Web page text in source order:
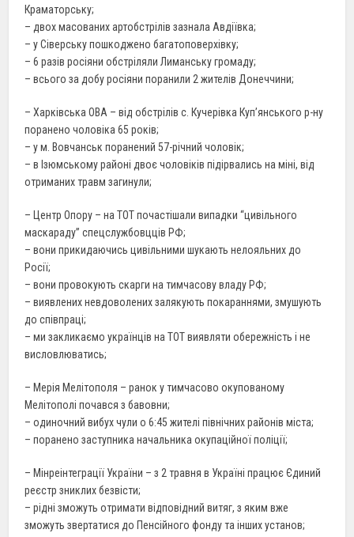
Краматорську;
– двох масованих артобстрілів зазнала Авдіївка;
– у Сіверську пошкоджено багатоповерхівку;
– 6 разів росіяни обстріляли Лиманську громаду;
– всього за добу росіяни поранили 2 жителів Донеччини;
– Харківська ОВА – від обстрілів с. Кучерівка Куп’янського р-ну
поранено чоловіка 65 років;
– у м. Вовчанськ поранений 57-річний чоловік;
– в Ізюмському районі двоє чоловіків підірвались на міні, від
отриманих травм загинули;
– Центр Опору – на ТОТ почастішали випадки “цивільного
маскараду” спецслужбовцців РФ;
– вони прикидаючись цивільними шукають нелояльних до
Росії;
– вони провокують скарги на тимчасову владу РФ;
– виявлених невдоволених залякують покараннями, змушують
до співпраці;
– ми закликаємо українців на ТОТ виявляти обережність і не
висловлюватись;
– Мерія Мелітополя – ранок у тимчасово окупованому
Мелітополі почався з бавовни;
– одиночний вибух чули о 6:45 жителі північних районів міста;
– поранено заступника начальника окупаційної поліції;
– Мінреінтеграції України – з 2 травня в Україні працює Єдиний
реєстр зниклих безвісти;
– рідні зможуть отримати відповідний витяг, з яким вже
зможуть звертатися до Пенсійного фонду та інших установ;